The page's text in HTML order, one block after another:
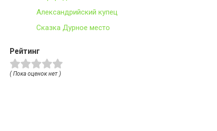
Александрийский купец
Сказка Дурное место
Рейтинг
( Пока оценок нет )